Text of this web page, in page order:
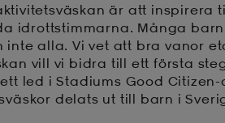
är att inspirera
idrottstimmarna. Många
inte alla. Vi vet att bra vanor
vill vi bidra till ett första
led i Stadiums Good
delats ut till barn i